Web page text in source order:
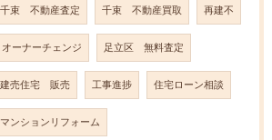
千束 不動産査定 千束 不動産買取 再建不
オーナーチェンジ 足立区 無料査定
建売住宅 販売 工事進捗 住宅ローン相談
マンションリフォーム